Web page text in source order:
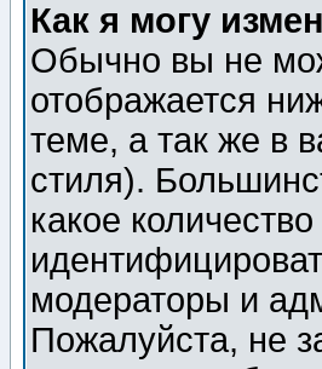
Как я могу
Обычно вы не
отображается
теме, а так же в
стиля).
какое
модераторы и
Пожалуйста, не